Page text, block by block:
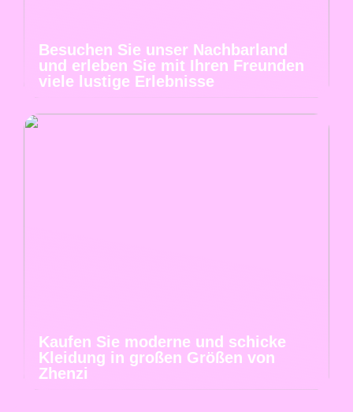
Besuchen Sie unser Nachbarland
und erleben Sie mit Ihren Freunden
viele lustige Erlebnisse
Kaufen Sie moderne und schicke
Kleidung in großen Größen von
Zhenzi